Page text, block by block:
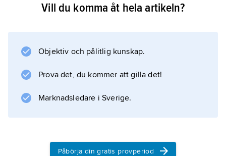
Sal, som sedan 2002 ingår i
Nossans mynning i Vänern.
Information om artikeln
Vill du komma åt hela artikeln?
Objektiv och pålitlig kunskap.
Prova det, du kommer att gilla det!
Marknadsledare i Sverige.
Påbörja din gratis provperiod